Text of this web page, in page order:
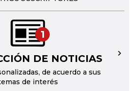
1
DE NOTICIAS
de acuerdo a sus
de interés
→